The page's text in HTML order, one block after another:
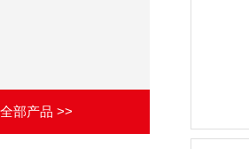
部产品 >>